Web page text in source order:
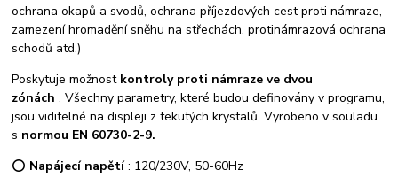
ochrana okapů a svodů, ochrana příjezdových cest proti námraze,
zamezení hromadění sněhu na střechách, protinámrazová ochrana
schodů atd.)
Poskytuje možnost kontroly proti námrazeve dvou
zónách . Všechny parametry, které budou definovány v programu,
jsou viditelné na displeji z tekutých krystalů. Vyrobeno v souladu
s normou EN 60730-2-9.
⭕ Napájecí napětí: 120/230V, 50-60Hz